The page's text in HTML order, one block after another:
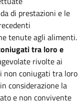
di prestazioni e le
tenute agli alimenti.
tra loro e
rivolte ai
non coniugati tra loro
considerazione la
e non convivente